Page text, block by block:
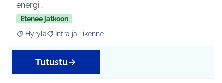
energi…
Etenee jatkoon
Rajaa tulokset aihepiirin mukaan: Hyrylä
Hyrylä Rajaa tulokset teeman mukaan: Infra ja liikenne
Infra ja liikenne
Tutustu